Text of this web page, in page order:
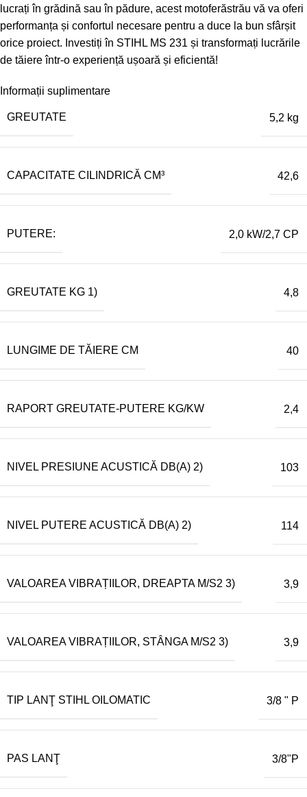
lucrați în grădină sau în pădure, acest motoferăstrău vă va oferi
performanța și confortul necesare pentru a duce la bun sfârșit
orice proiect. Investiți în STIHL MS 231 și transformați lucrările
de tăiere într-o experiență ușoară și eficientă!
Informații suplimentare
GREUTATE 5,2 kg
CAPACITATE CILINDRICĂ CM³ 42,6
PUTERE: 2,0 kW/2,7 CP
GREUTATE KG 1) 4,8
LUNGIME DE TĂIERE CM 40
RAPORT GREUTATE-PUTERE KG/KW 2,4
NIVEL PRESIUNE ACUSTICĂ DB(A) 2) 103
NIVEL PUTERE ACUSTICĂ DB(A) 2) 114
VALOAREA VIBRAȚIILOR, DREAPTA M/S2 3) 3,9
VALOAREA VIBRAȚIILOR, STÂNGA M/S2 3) 3,9
TIP LANŢ STIHL OILOMATIC 3/8 " P
PAS LANŢ 3/8"P